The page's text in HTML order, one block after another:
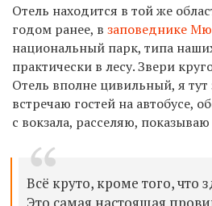
Отель находится в той же
годом ранее, в заповеднике
национальный парк, типа
практически в лесу. Звери
Отель вполне цивильный, я
встречаю гостей на автобусе,
с вокзала, расселяю,
Всё круто, кроме того, что
Это самая настоящая